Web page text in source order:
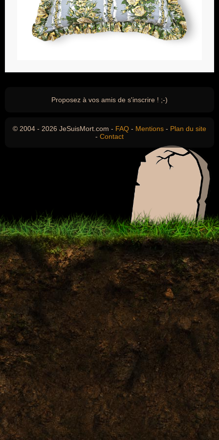
Proposez à vos amis de s'inscrire ! ;-)
© 2004 - 2026 JeSuisMort.com - FAQ - Mentions - Plan du site
- Contact